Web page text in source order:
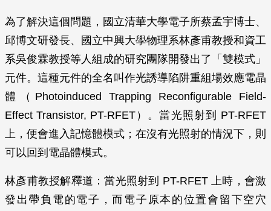
為了解決這個問題，國立清華大學電子所蔡孟宇博士、
邱博文研發長、國立中興大學物理系林彥甫教授和資工
系吳俊霖教授等人組成的研究團隊開發出了「雙模式」
元件。這種元件的全名叫作光誘導陷阱重組場效應電晶
體（Photoinduced Trapping Reconfigurable Field-
Effect Transistor, PT-RFET）。當光照射到 PT-RFET
上，便會進入記憶體模式；在沒有光照射的情況下，則
可以回到電晶體模式。
林彥甫教授解釋道：當光照射到 PT-RFET 上時，會激
發出帶負電的電子，而電子原本的位置會留下空穴